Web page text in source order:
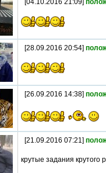
[04.10.2016 21:09]
[28.09.2016 20:54]
[26.09.2016 14:38]
[21.09.2016 07:21]
крутые задания крутого